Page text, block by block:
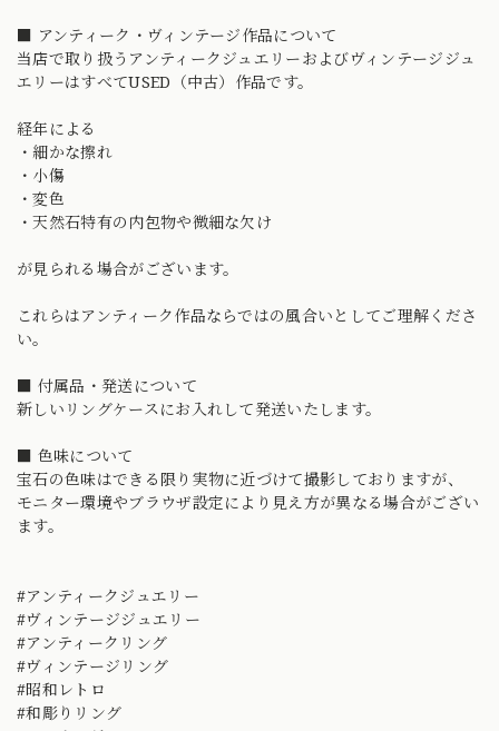
■ アンティーク・ヴィンテージ作品について
当店で取り扱うアンティークジュエリーおよびヴィンテージジュ
エリーはすべてUSED（中古）作品です。
経年による
・細かな擦れ
・小傷
・変色
・天然石特有の内包物や微細な欠け
が見られる場合がございます。
これらはアンティーク作品ならではの風合いとしてご理解くださ
い。
■ 付属品・発送について
新しいリングケースにお入れして発送いたします。
■ 色味について
宝石の色味はできる限り実物に近づけて撮影しておりますが、
モニター環境やブラウザ設定により見え方が異なる場合がござい
ます。
#アンティークジュエリー
#ヴィンテージジュエリー
#アンティークリング
#ヴィンテージリング
#昭和レトロ
#和彫りリング